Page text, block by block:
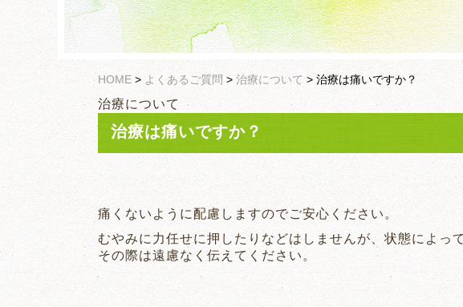
HOME > よくあるご質問 > 治療について > 治療は痛いですか？
治療について
治療は痛いですか？
痛くないように配慮しますのでご安心ください。
むやみに力任せに押したりなどはしませんが、状態によっ
その際は遠慮なく伝えてください。